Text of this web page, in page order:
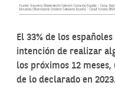
El 33% de los
intención de realizar
los próximos 12
de lo declarado en 2023.